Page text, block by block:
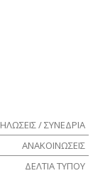
/ ΣΥΝΕΔΡΙΑ
ΑΝΑΚΟΙΝΩΣΕΙΣ
ΔΕΛΤΙΑ ΤΥΠΟΥ